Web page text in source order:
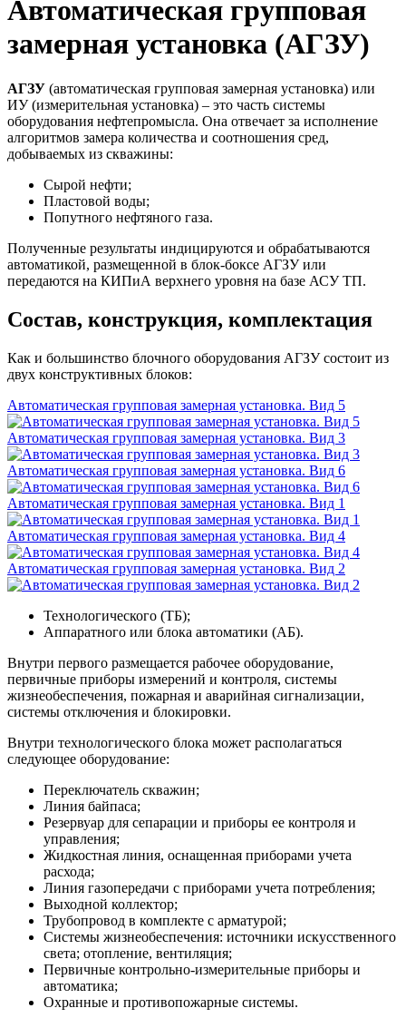
Автоматическая групповая
замерная установка (АГЗУ)
АГЗУ (автоматическая групповая замерная установка) или
ИУ (измерительная установка) – это часть системы
оборудования нефтепромысла. Она отвечает за исполнение
алгоритмов замера количества и соотношения сред,
добываемых из скважины:
Сырой нефти;
Пластовой воды;
Попутного нефтяного газа.
Полученные результаты индицируются и обрабатываются
автоматикой, размещенной в блок-боксе АГЗУ или
передаются на КИПиА верхнего уровня на базе АСУ ТП.
Состав, конструкция, комплектация
Как и большинство блочного оборудования АГЗУ состоит из
двух конструктивных блоков:
Автоматическая групповая замерная установка. Вид 5
Автоматическая групповая замерная установка. Вид 3
Автоматическая групповая замерная установка. Вид 6
Автоматическая групповая замерная установка. Вид 1
Автоматическая групповая замерная установка. Вид 4
Автоматическая групповая замерная установка. Вид 2
Технологического (ТБ);
Аппаратного или блока автоматики (АБ).
Внутри первого размещается рабочее оборудование,
первичные приборы измерений и контроля, системы
жизнеобеспечения, пожарная и аварийная сигнализации,
системы отключения и блокировки.
Внутри технологического блока может располагаться
следующее оборудование:
Переключатель скважин;
Линия байпаса;
Резервуар для сепарации и приборы ее контроля и
управления;
Жидкостная линия, оснащенная приборами учета
расхода;
Линия газопередачи с приборами учета потребления;
Выходной коллектор;
Трубопровод в комплекте с арматурой;
Системы жизнеобеспечения: источники искусственного
света; отопление, вентиляция;
Первичные контрольно-измерительные приборы и
автоматика;
Охранные и противопожарные системы.